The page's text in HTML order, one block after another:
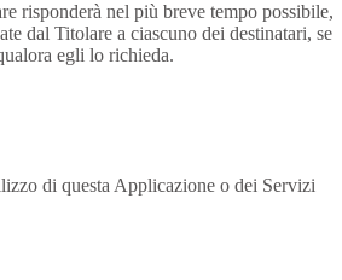
risponderà nel più breve tempo possibile,
dal Titolare a ciascuno dei destinatari, se
egli lo richieda.
di questa Applicazione o dei Servizi